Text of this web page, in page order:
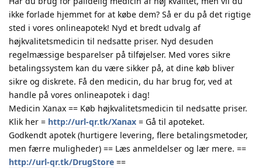
ikke forlade hjemmet for at købe dem? Så er du på det rigtige
sted i vores onlineapotek! Nyd et bredt udvalg af
højkvalitetsmedicin til nedsatte priser. Nyd desuden
regelmæssige besparelser på tilføjelser. Med vores sikre
betalingssystem kan du være sikker på, at dine køb bliver
sikre og diskrete. Få den medicin, du har brug for, ved at
handle på vores onlineapotek i dag!
Medicin Xanax == Køb højkvalitetsmedicin til nedsatte priser.
Klik her = http://url-qr.tk/Xanax = Gå til apoteket.
Godkendt apotek (hurtigere levering, flere betalingsmetoder,
men færre muligheder) == Læs anmeldelser og lær mere. ==
http://url-qr.tk/DrugStore ==